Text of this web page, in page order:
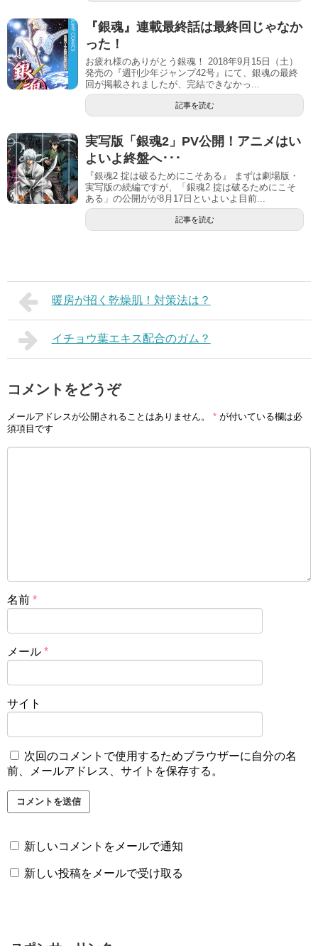
『銀魂』連載最終話は最終回じゃなか
った！
お疲れ様のありがとう銀魂！ 2018年9月15日（土）
発売の『週刊少年ジャンプ42号』にて、銀魂の最終
回が掲載されましたが、完結できなかっ...
記事を読む
実写版「銀魂2」PV公開！アニメはい
よいよ終盤へ･･･
『銀魂2 掟は破るためにこそある』 まずは劇場版・
実写版の続編ですが、「銀魂2 掟は破るためにこそ
ある」の公開がが8月17日といよいよ目前...
記事を読む
暖房が招く乾燥肌！対策法は？
イチョウ葉エキス配合のガム？
コメントをどうぞ
メールアドレスが公開されることはありません。 * が付いている欄は必
須項目です
名前 *
メール *
サイト
次回のコメントで使用するためブラウザーに自分の名
前、メールアドレス、サイトを保存する。
新しいコメントをメールで通知
新しい投稿をメールで受け取る